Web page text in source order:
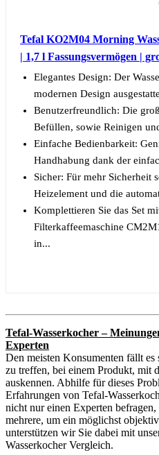
Tefal KO2M04 Morning
| 1,7 l Fassungsvermögen |
Elegantes Design: Der
modernen Design
Benutzerfreundlich: Die
Befüllen, sowie Reinigen
Einfache Bedienbarkeit:
Handhabung dank der
Sicher: Für mehr Sicherheit
Heizelement und die
Komplettieren Sie das Set
Filterkaffeemaschine
in...
Tefal-Wasserkocher –
Experten
Den meisten Konsumenten fällt
zu treffen, bei einem Produkt, mit
auskennen. Abhilfe für dieses
Erfahrungen von Tefal-
nicht nur einen Experten befragen,
mehrere, um ein möglichst
unterstützen wir Sie dabei mit
Wasserkocher Vergleich.